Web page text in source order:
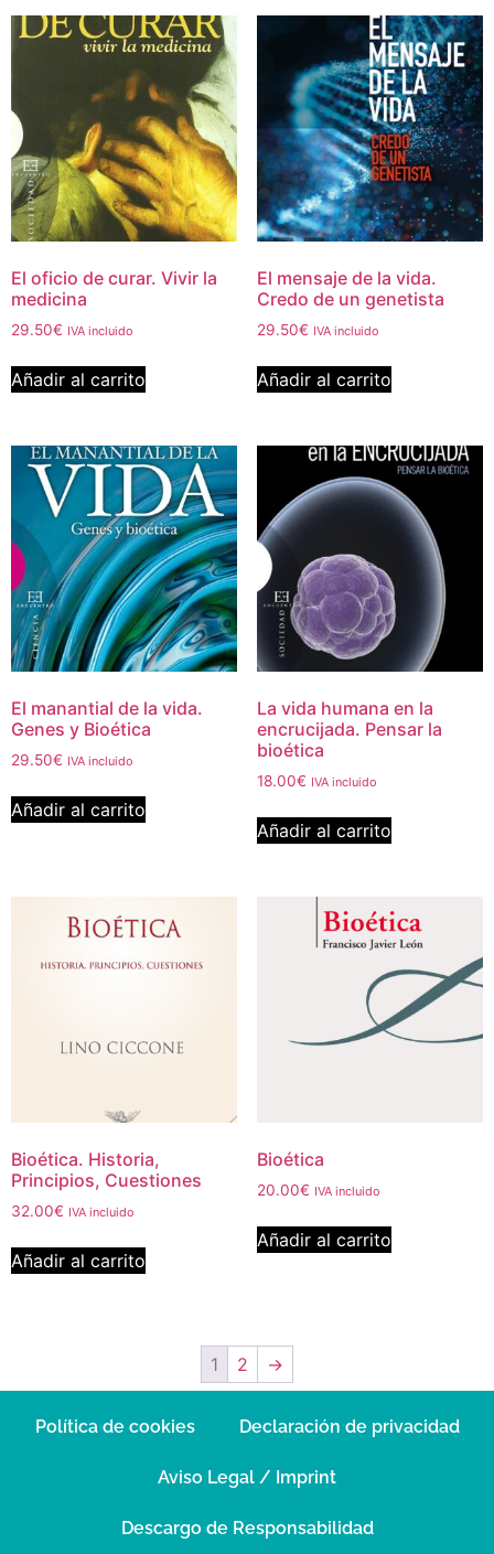
El oficio de curar. Vivir la
medicina
29.50€ IVA incluido
Añadir al carrito
El mensaje de la vida.
Credo de un genetista
29.50€ IVA incluido
Añadir al carrito
El manantial de la vida.
Genes y Bioética
29.50€ IVA incluido
Añadir al carrito
La vida humana en la
encrucijada. Pensar la
bioética
18.00€ IVA incluido
Añadir al carrito
Bioética. Historia,
Principios, Cuestiones
32.00€ IVA incluido
Añadir al carrito
Bioética
20.00€ IVA incluido
Añadir al carrito
1 2 →
Política de cookies Declaración de privacidad
Aviso Legal / Imprint
Descargo de Responsabilidad